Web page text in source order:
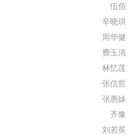
伍佰
辛晓琪
周华健
费玉清
林忆莲
张信哲
张惠妹
齐豫
刘若英